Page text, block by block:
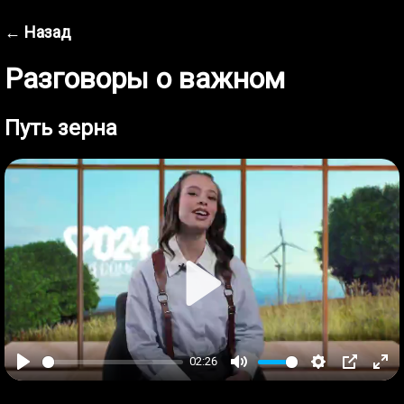
← Назад
Разговоры о важном
Путь зерна
Play
02:26
Mute Settings
PIP
Play